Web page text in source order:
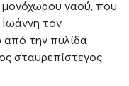
μονόχωρου ναού, που
τον
την πυλίδα
σταυρεπίστεγος